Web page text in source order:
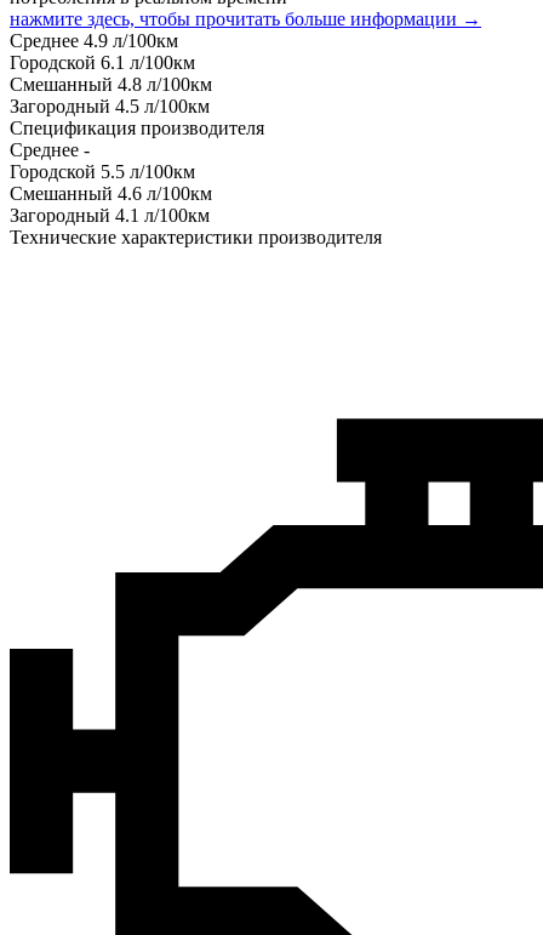
нажмите здесь, чтобы прочитать больше информации →
Среднее 4.9 л/100км
Городской 6.1 л/100км
Смешанный 4.8 л/100км
Загородный 4.5 л/100км
Спецификация производителя
Среднее -
Городской 5.5 л/100км
Смешанный 4.6 л/100км
Загородный 4.1 л/100км
Технические характеристики производителя